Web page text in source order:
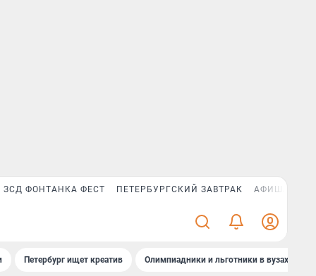
ЗСД ФОНТАНКА ФЕСТ ПЕТЕРБУРГСКИЙ ЗАВТРАК АФИША PLUS
Петербург ищет креатив Олимпиадники и льготники в вузах СПб